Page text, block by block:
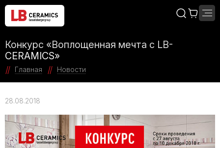
Конкурс «Воплощенная мечта с LB-
CERAMICS»
Главная Новости
28.08.2018